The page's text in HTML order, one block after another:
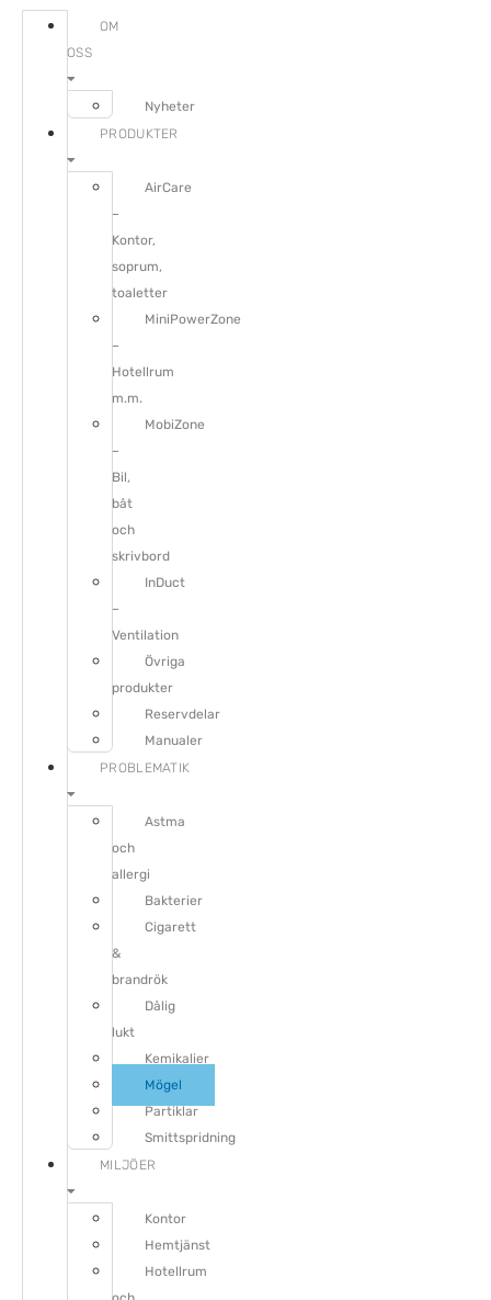
OM
OSS
Nyheter
PRODUKTER
AirCare
–
Kontor,
soprum,
toaletter
MiniPowerZone
–
Hotellrum
m.m.
MobiZone
–
Bil,
båt
och
skrivbord
InDuct
–
Ventilation
Övriga
produkter
Reservdelar
Manualer
PROBLEMATIK
Astma
och
allergi
Bakterier
Cigarett
&
brandrök
Dålig
lukt
Kemikalier
Mögel
Partiklar
Smittspridning
MILJÖER
Kontor
Hemtjänst
Hotellrum